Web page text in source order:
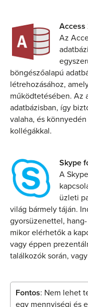
Access
Az
böngészőalapú
létrehozásához,
működtetésében. Az
adatbázisban, így
valaha, és
kollégákkal.
Skype
A
üzleti
világ bármely táján.
gyorsüzenettel,
mikor elérhetők a
vagy éppen
találkozók során,
Fontos: Nem lehet
egy mennyiségi és